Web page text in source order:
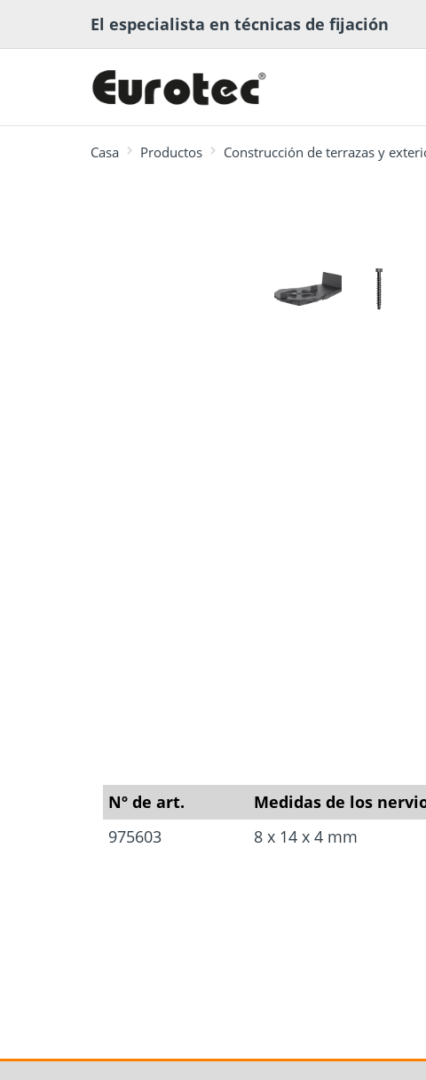
El especialista en técnicas de fijación
terrazas y exteriores
Conectores
Estructuras de
Software de
ECS
fijación
Casa Productos Construcción de terrazas y
Nº de art. Medidas de los
975603
8 x 14 x 4 mm